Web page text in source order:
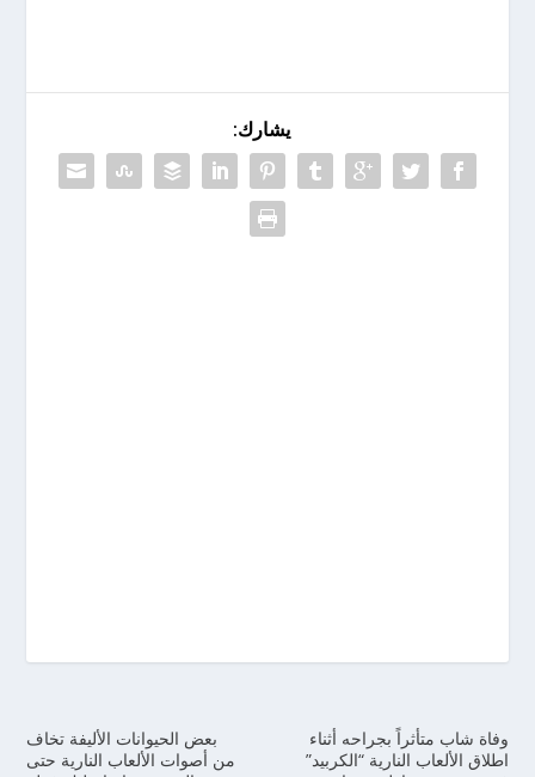
يشارك:
بعض الحيوانات الأليفة تخاف
من أصوات الألعاب النارية حتى
وفاة شاب متأثراً بجراحه أثناء
اطلاق الألعاب النارية “الكربيد”